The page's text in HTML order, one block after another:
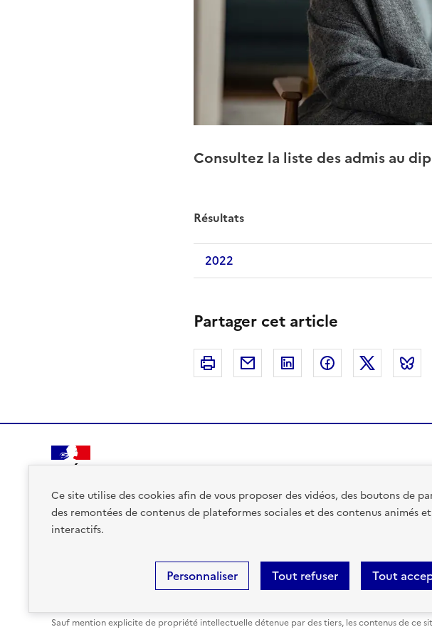
Ce site utilise des cookies afin de vous proposer des vidéos, des boutons de
des remontées de contenus de plateformes sociales et des contenus animés et
interactifs.
Tout
Tout refuser
Personnaliser
Consultez la liste des admis au
Résultats
2022
Partager cet article
Imprimer Courriel Linkedin FacebookTwitter
PRÉFET
DE LA RÉGION
AUVERGNE-
RHÔNE-ALPES
Données personnelles et cookies Accessibilité : partiellement
Sauf mention explicite de propriété intellectuelle détenue par des tiers, les contenus de ce